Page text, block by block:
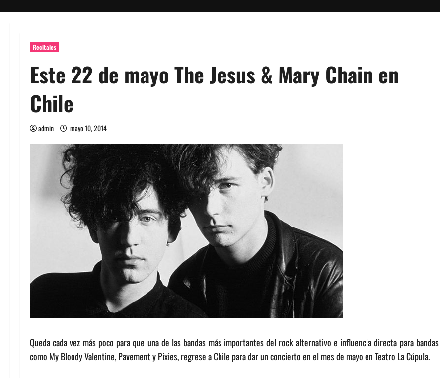
Recitales
Este 22 de mayo The Jesus & Mary Chain en
Chile
admin mayo 10, 2014
Queda cada vez más poco para que una de las bandas más importantes del rock alternativo e influencia directa para bandas
como My Bloody Valentine, Pavement y Pixies, regrese a Chile para dar un concierto en el mes de mayo en Teatro La Cúpula.